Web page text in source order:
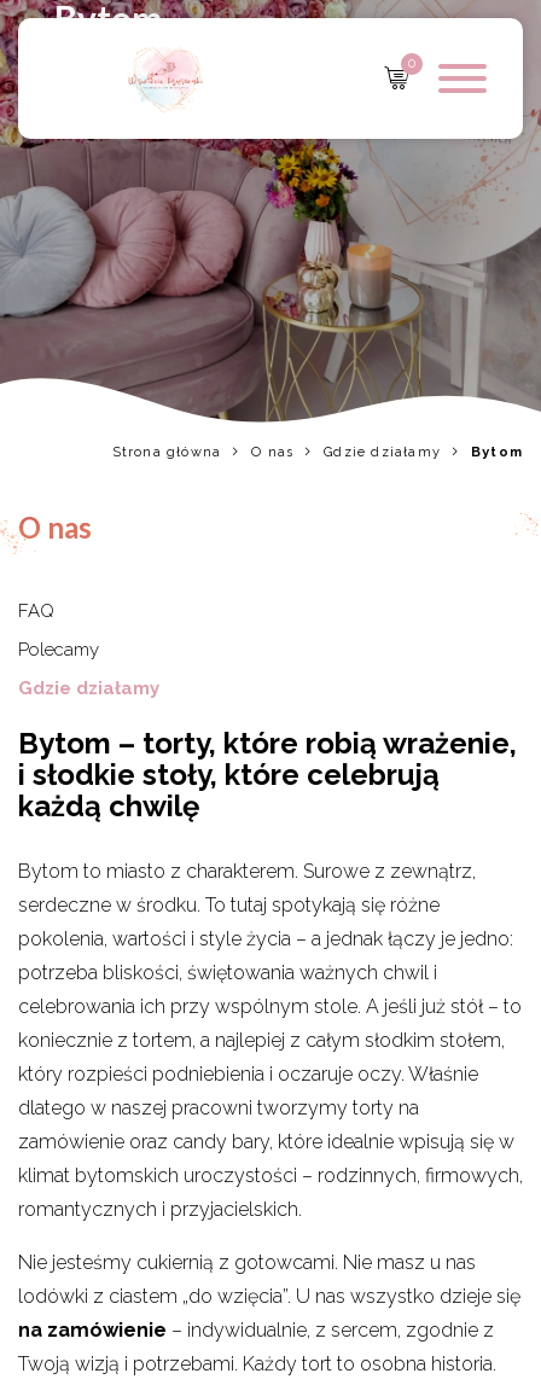
0
Bytom
Strona główna O nas Gdzie działamy Bytom
O nas
FAQ
Polecamy
Gdzie działamy
Bytom – torty, które robią wrażenie,
i słodkie stoły, które celebrują
każdą chwilę
Bytom to miasto z charakterem. Surowe z zewnątrz,
serdeczne w środku. To tutaj spotykają się różne
pokolenia, wartości i style życia – a jednak łączy je jedno:
potrzeba bliskości, świętowania ważnych chwil i
celebrowania ich przy wspólnym stole. A jeśli już stół – to
koniecznie z tortem, a najlepiej z całym słodkim stołem,
który rozpieści podniebienia i oczaruje oczy. Właśnie
dlatego w naszej pracowni tworzymy torty na
zamówienie oraz candy bary, które idealnie wpisują się w
klimat bytomskich uroczystości – rodzinnych, firmowych,
romantycznych i przyjacielskich.
Nie jesteśmy cukiernią z gotowcami. Nie masz u nas
lodówki z ciastem „do wzięcia”. U nas wszystko dzieje się
na zamówienie – indywidualnie, z sercem, zgodnie z
Twoją wizją i potrzebami. Każdy tort to osobna historia.